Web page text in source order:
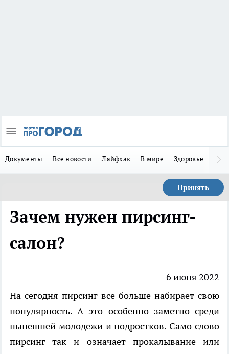
Документы Все новости Лайфхак В мире Здоровье
Принять
Зачем нужен пирсинг-
салон?
6 июня 2022
На сегодня пирсинг все больше набирает свою
популярность. А это особенно заметно среди
нынешней молодежи и подростков. Само слово
пирсинг так и означает прокалывание или